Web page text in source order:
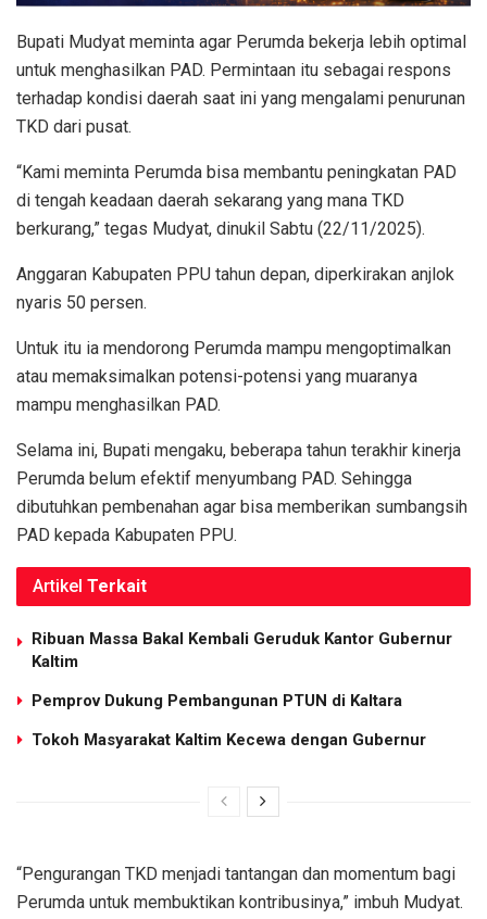
Bupati Mudyat meminta agar Perumda bekerja lebih optimal
untuk menghasilkan PAD. Permintaan itu sebagai respons
terhadap kondisi daerah saat ini yang mengalami penurunan
TKD dari pusat.
“Kami meminta Perumda bisa membantu peningkatan PAD
di tengah keadaan daerah sekarang yang mana TKD
berkurang,” tegas Mudyat, dinukil Sabtu (22/11/2025).
Anggaran Kabupaten PPU tahun depan, diperkirakan anjlok
nyaris 50 persen.
Untuk itu ia mendorong Perumda mampu mengoptimalkan
atau memaksimalkan potensi-potensi yang muaranya
mampu menghasilkan PAD.
Selama ini, Bupati mengaku, beberapa tahun terakhir kinerja
Perumda belum efektif menyumbang PAD. Sehingga
dibutuhkan pembenahan agar bisa memberikan sumbangsih
PAD kepada Kabupaten PPU.
Artikel Terkait
Ribuan Massa Bakal Kembali Geruduk Kantor Gubernur
Kaltim
Pemprov Dukung Pembangunan PTUN di Kaltara
Tokoh Masyarakat Kaltim Kecewa dengan Gubernur
“Pengurangan TKD menjadi tantangan dan momentum bagi
Perumda untuk membuktikan kontribusinya,” imbuh Mudyat.